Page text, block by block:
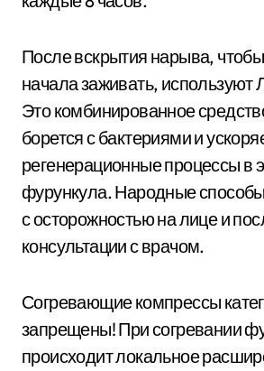
После вскрытия нарыва,
начала заживать, используют
Это комбинированное
борется с бактериями и
регенерационные процессы в
фурункула. Народные
с осторожностью на лице и
консультации с врачом.
Согревающие компрессы
запрещены! При согревании
происходит локальное